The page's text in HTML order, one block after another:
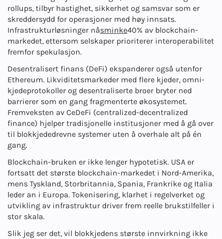
rollups, tilbyr hastighet, sikkerhet og samsvar som er
skreddersydd for operasjoner med høy innsats.
Infrastrukturløsninger nåsminke40% av blockchain-
markedet, ettersom selskaper prioriterer interoperabilitet
fremfor spekulasjon.
Desentralisert finans (DeFi) ekspanderer også utenfor
Ethereum. Likviditetsmarkeder med flere kjeder, omni-
kjedeprotokoller og desentraliserte broer bryter ned
barrierer som en gang fragmenterte økosystemet.
Fremveksten av CeDeFi (centralized-decentralized
finance) hjelper tradisjonelle institusjoner med å gå over
til blokkjededrevne systemer uten å overhale alt på én
gang.
Blockchain-bruken er ikke lenger hypotetisk. USA er
fortsatt det største blockchain-markedet i Nord-Amerika,
mens Tyskland, Storbritannia, Spania, Frankrike og Italia
leder an i Europa. Tokenisering, klarhet i regelverket og
utvikling av infrastruktur driver frem reelle brukstilfeller i
stor skala.
Slik jeg ser det, vil blokkjedens største innvirkning ikke